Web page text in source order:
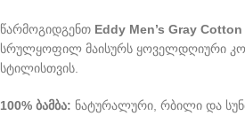
წარმოგიდგენთ Eddy Men’s Gray Cotton
სრულყოფილ მაისურს ყოველდღიური
სტილისთვის.
100% ბამბა: ნატურალური, რბილი და